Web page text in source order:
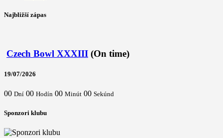
Najbližší zápas
Czech Bowl XXXIII (On time)
19/07/2026
00 Dní 00 Hodín 00 Minút 00 Sekúnd
Sponzori klubu